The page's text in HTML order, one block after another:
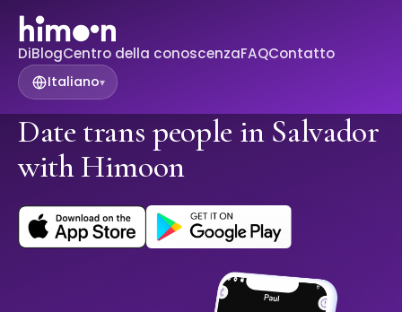
DiBlogCentro della conoscenzaFAQContatto
Italiano▾
Date trans people in Salvador
with Himoon